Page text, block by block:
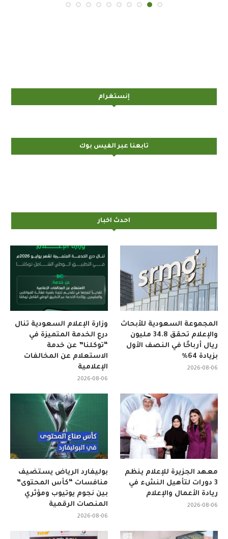
إنستغرام
تابعنا عبر الفيس بوك
احدث اخبار
وزارة الإعلام السعودية تنال
درع الخدمة المتميزة في
“توكلنا” عن خدمة
الاستعلام عن المخالفات
الإعلامية
2026-08-06
المجموعة السعودية للأبحاث
والإعلام تحقق 34.8 مليون
ريال أرباحًا في النصف الأول
بزيادة 64%
2026-08-06
بوليفارد الرياض يستضيف
منافسات “كأس المحتوى”
بين نجوم يوتيوب ومؤثري
المنصات الرقمية
2026-08-06
معهد الجزيرة للإعلام ينظم
3 دورات لتأهيل النشء في
ريادة الأعمال والإعلام
2026-08-06